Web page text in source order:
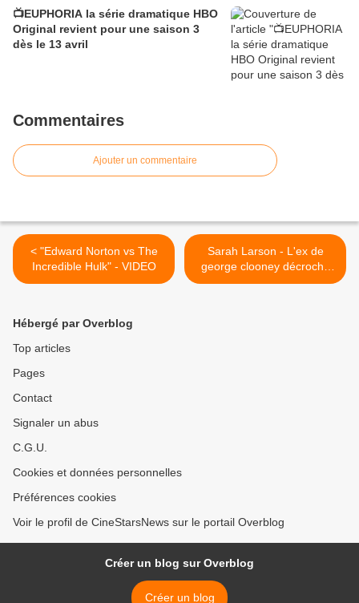
📺EUPHORIA la série dramatique HBO
Original revient pour une saison 3
dès le 13 avril
Commentaires
Ajouter un commentaire
< "Edward Norton vs The
Incredible Hulk" - VIDEO
Sarah Larson - L'ex de
george clooney décroche
un job de mannequin pour
Hébergé par Overblog
Top articles
Pages
Contact
Signaler un abus
C.G.U.
Cookies et données personnelles
Préférences cookies
Voir le profil de CineStarsNews sur le portail Overblog
Créer un blog sur Overblog
Créer un blog